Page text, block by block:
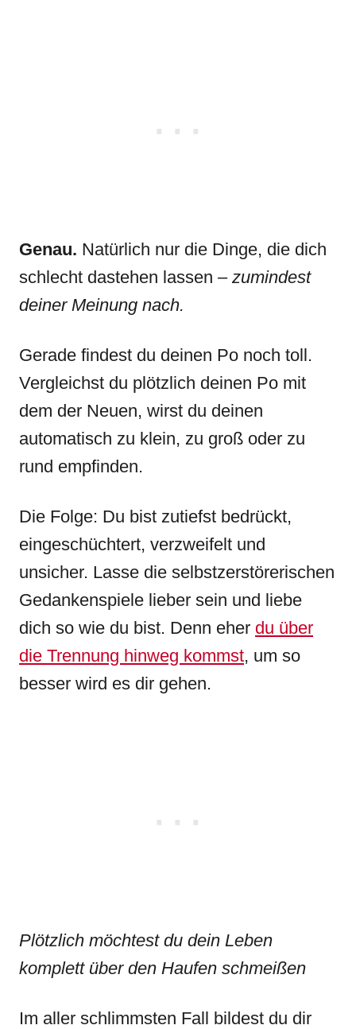
Genau. Natürlich nur die Dinge, die dich
schlecht dastehen lassen –zumindest
deiner Meinung nach.
Gerade findest du deinen Po noch toll.
Vergleichst du plötzlich deinen Po mit
dem der Neuen, wirst du deinen
automatisch zu klein, zu groß oder zu
rund empfinden.
Die Folge: Du bist zutiefst bedrückt,
eingeschüchtert, verzweifelt und
unsicher. Lasse die selbstzerstörerischen
Gedankenspiele lieber sein und liebe
dich so wie du bist. Denn eher du über
die Trennung hinweg kommst, um so
besser wird es dir gehen.
Plötzlich möchtest du dein Leben
komplett über den Haufen schmeißen
Im aller schlimmsten Fall bildest du dir